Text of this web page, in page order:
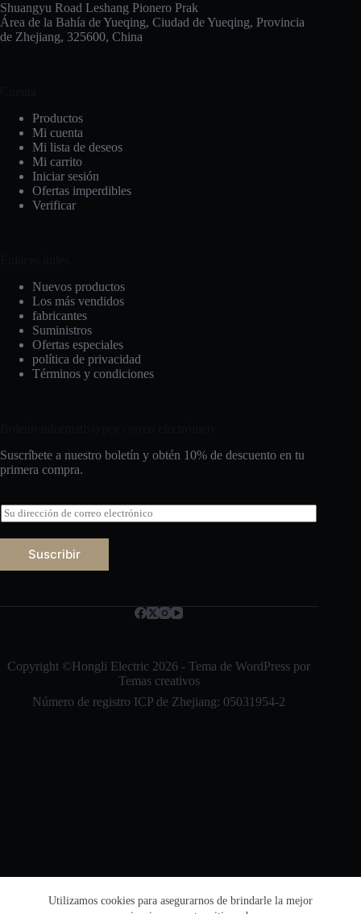
Utilizamos cookies para asegurarnos de brindarle la mejor
Shuangyu Road Leshang Pionero Prak
Área de la Bahía de Yueqing, Ciudad de Yueqing, Provincia
de Zhejiang, 325600, China
Productos
Mi cuenta
Mi lista de deseos
Mi carrito
Iniciar sesión
Ofertas imperdibles
Verificar
Nuevos productos
Los más vendidos
fabricantes
Suministros
Ofertas especiales
política de privacidad
Términos y condiciones
Suscríbete a nuestro boletín y obtén 10% de descuento en tu
primera compra.
C
o
r
l
Suscribir
Copyright ©Hongli Electric 2026 - Tema de WordPress por
Temas creativos
Número de registro ICP de Zhejiang: 05031954-2
Número de registro de seguridad de la red de
简体中文
한국어
ไทย
العربية
Bahasa Indonesia